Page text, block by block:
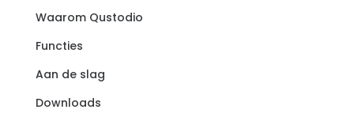
Waarom Qustodio
Functies
Aan de slag
Downloads